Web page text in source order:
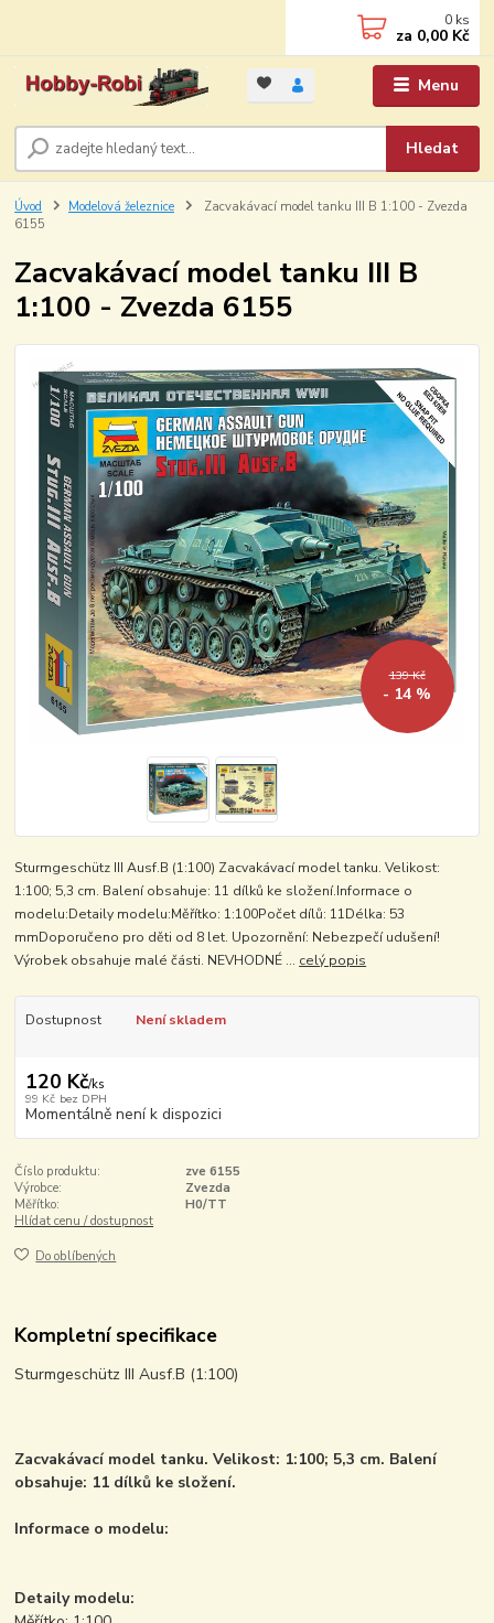
Menu
Hledat
0 ks
za 0,00 Kč
Úvod Modelová železnice
Zacvakávací model tanku III B 1:100 - Zvezda
6155
Zacvakávací model tanku III B
1:100 - Zvezda 6155
139 Kč
- 14 %
Sturmgeschütz III Ausf.B (1:100) Zacvakávací model tanku. Velikost:
1:100; 5,3 cm. Balení obsahuje: 11 dílků ke složení.Informace o
modelu:Detaily modelu:Měřítko: 1:100Počet dílů: 11Délka: 53
mmDoporučeno pro děti od 8 let. Upozornění: Nebezpečí udušení!
Výrobek obsahuje malé části. NEVHODNÉ ... celý popis
Dostupnost Není skladem
120 Kč/ks
99 Kč bez DPH
Momentálně není k dispozici
Číslo produktu:
zve 6155
Výrobce:
Zvezda
Měřítko:
H0/TT
Hlídat cenu / dostupnost
Do oblíbených
Kompletní specifikace
Sturmgeschütz III Ausf.B (1:100)
Zacvakávací model tanku. Velikost: 1:100; 5,3 cm. Balení
obsahuje: 11 dílků ke složení.
Informace o modelu:
Detaily modelu: